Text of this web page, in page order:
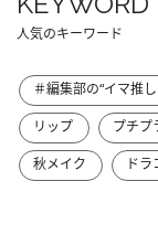
人気のキーワード
＃編集部の“イマ推
リップ
プチプ
秋メイク
ドラ